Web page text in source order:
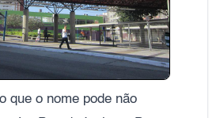
que o nome pode não